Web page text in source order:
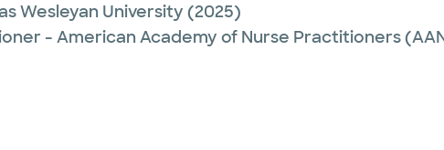
Wesleyan University (2025)
- American Academy of Nurse Practitioners